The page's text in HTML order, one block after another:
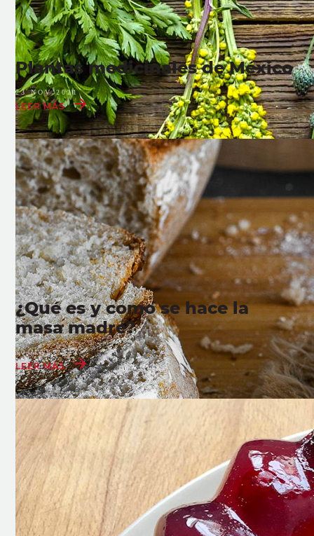
Plantas medicinales de México
23 NOV 2021
LEER MÁS
¿Qué es y como se hace la
masa madre?
30 MAY 2022
LEER MÁS